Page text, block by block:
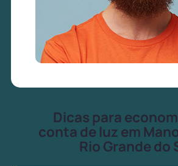
Dicas para
conta de luz em
Rio Grande do